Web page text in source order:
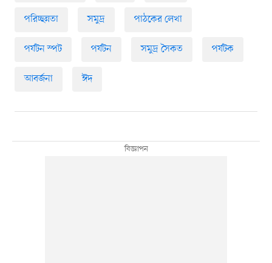
পরিচ্ছন্নতা সমুদ্র পাঠকের লেখা
পর্যটন স্পট পর্যটন সমুদ্র সৈকত পর্যটক
আবর্জনা ঈদ